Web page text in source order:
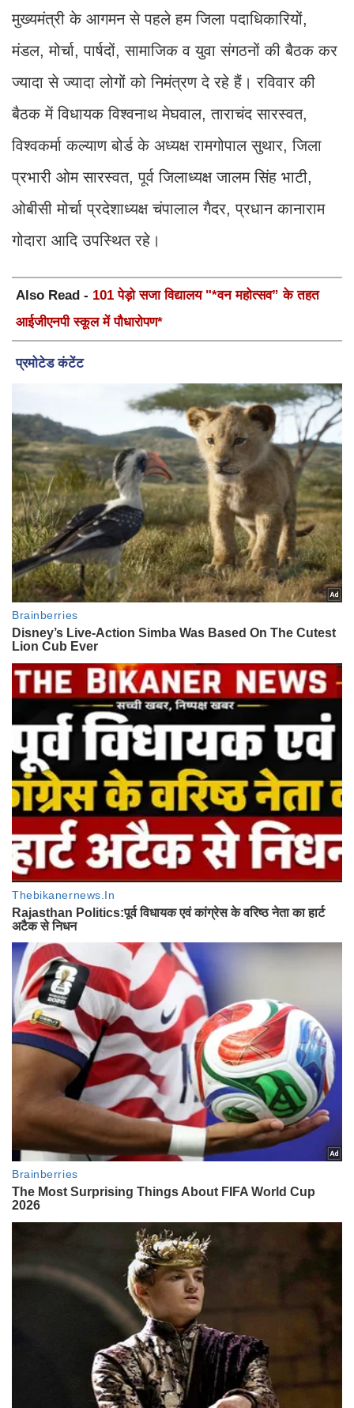
मुख्यमंत्री के आगमन से पहले हम जिला पदाधिकारियों,
मंडल, मोर्चा, पार्षदों, सामाजिक व युवा संगठनों की बैठक कर
ज्यादा से ज्यादा लोगों को निमंत्रण दे रहे हैं। रविवार की
बैठक में विधायक विश्वनाथ मेघवाल, ताराचंद सारस्वत,
विश्वकर्मा कल्याण बोर्ड के अध्यक्ष रामगोपाल सुथार, जिला
प्रभारी ओम सारस्वत, पूर्व जिलाध्यक्ष जालम सिंह भाटी,
ओबीसी मोर्चा प्रदेशाध्यक्ष चंपालाल गैदर, प्रधान कानाराम
गोदारा आदि उपस्थित रहे।
Also Read - 101 पेड़ो सजा विद्यालय "*वन महोत्सव” के तहत
आईजीएनपी स्कूल में पौधारोपण*